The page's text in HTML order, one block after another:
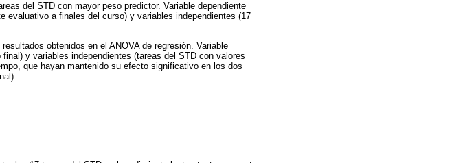
del STD con mayor peso predictor. Variable dependiente
evaluativo a finales del curso) y variables independientes (17
obtenidos en el ANOVA de regresión. Variable
y variables independientes (tareas del STD con valores
que hayan mantenido su efecto significativo en los dos